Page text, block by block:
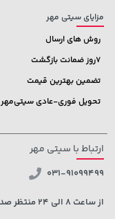
مزایای سیتی مهر
روش های ارسال
7روز ضمانت بازگشت
تضمین بهترین قیمت
تحویل فوری-عادی سیتی‌مهر
ارتباط با سیتی مهر
031-91099499
از ساعت 8 الی 24 منتظر صدای گرمتان هستیم.